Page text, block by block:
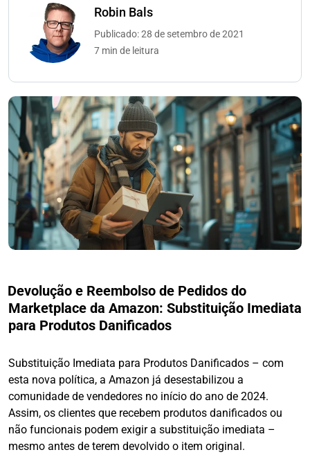
Robin Bals
Publicado: 28 de setembro de 2021
7 min de leitura
Devolução e Reembolso de Pedidos do
Marketplace da Amazon: Substituição Imediata
para Produtos Danificados
Substituição Imediata para Produtos Danificados – com
esta nova política, a Amazon já desestabilizou a
comunidade de vendedores no início do ano de 2024.
Assim, os clientes que recebem produtos danificados ou
não funcionais podem exigir a substituição imediata –
mesmo antes de terem devolvido o item original.